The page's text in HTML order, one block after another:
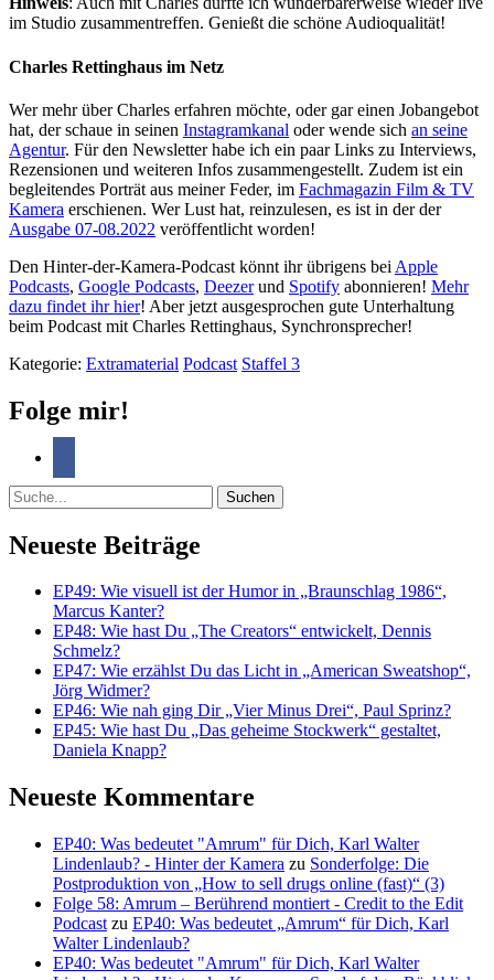
im Studio zusammentreffen. Genießt die schöne Audioqualität!
Charles Rettinghaus im Netz
Wer mehr über Charles erfahren möchte, oder gar einen Jobangebot
hat, der schaue in seinen Instagramkanal oder wende sich an seine
Agentur. Für den Newsletter habe ich ein paar Links zu Interviews,
Rezensionen und weiteren Infos zusammengestellt. Zudem ist ein
begleitendes Porträt aus meiner Feder, im Fachmagazin Film & TV
Kamera erschienen. Wer Lust hat, reinzulesen, es ist in der der
Ausgabe 07-08.2022 veröffentlicht worden!
Den Hinter-der-Kamera-Podcast könnt ihr übrigens bei Apple
Podcasts, Google Podcasts, Deezerund Spotify abonnieren! Mehr
dazu findet ihr hier! Aber jetzt ausgesprochen gute Unterhaltung
beim Podcast mit Charles Rettinghaus, Synchronsprecher!
Kategorie: Extramaterial Podcast Staffel 3
Folge mir!
Suche
Neueste Beiträge
EP49: Wie visuell ist der Humor in „Braunschlag 1986“,
Marcus Kanter?
EP48: Wie hast Du „The Creators“ entwickelt, Dennis
Schmelz?
EP47: Wie erzählst Du das Licht in „American Sweatshop“,
Jörg Widmer?
EP46: Wie nah ging Dir „Vier Minus Drei“, Paul Sprinz?
EP45: Wie hast Du „Das geheime Stockwerk“ gestaltet,
Daniela Knapp?
Neueste Kommentare
EP40: Was bedeutet "Amrum" für Dich, Karl Walter
Lindenlaub? - Hinter der Kamera zu Sonderfolge: Die
Postproduktion von „How to sell drugs online (fast)“ (3)
Folge 58: Amrum – Berührend montiert - Credit to the Edit
Podcast zu EP40: Was bedeutet „Amrum“ für Dich, Karl
Walter Lindenlaub?
EP40: Was bedeutet "Amrum" für Dich, Karl Walter